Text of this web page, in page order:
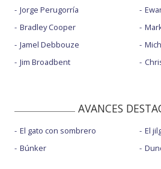
Jorge Perugorría
Bradley Cooper
Jamel Debbouze
Jim Broadbent
AVANCES
El gato con sombrero
Búnker
El